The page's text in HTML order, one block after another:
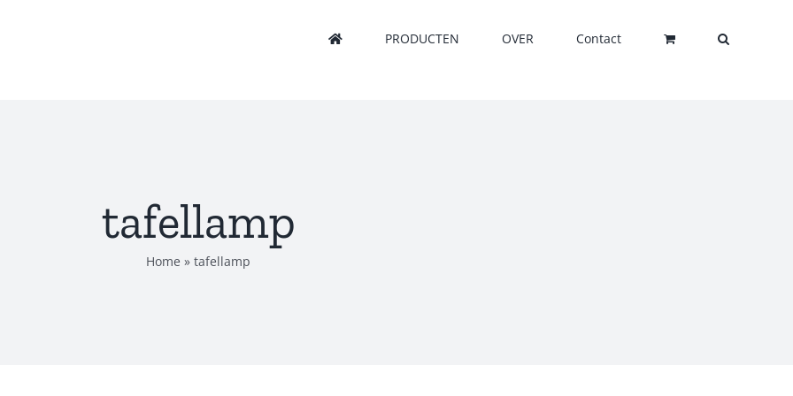
PRODUCTEN OVER Contact
tafellamp
Home » tafellamp